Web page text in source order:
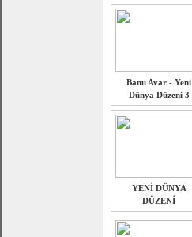
Banu Avar - Yeni
Dünya Düzeni 3
YENİ DÜNYA
DÜZENİ